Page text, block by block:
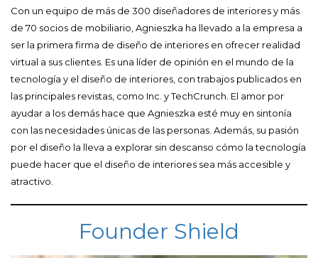
Con un equipo de más de 300 diseñadores de interiores y más
de 70 socios de mobiliario, Agnieszka ha llevado a la empresa a
ser la primera firma de diseño de interiores en ofrecer realidad
virtual a sus clientes. Es una líder de opinión en el mundo de la
tecnología y el diseño de interiores, con trabajos publicados en
las principales revistas, como Inc. y TechCrunch. El amor por
ayudar a los demás hace que Agnieszka esté muy en sintonía
con las necesidades únicas de las personas. Además, su pasión
por el diseño la lleva a explorar sin descanso cómo la tecnología
puede hacer que el diseño de interiores sea más accesible y
atractivo.
Founder Shield